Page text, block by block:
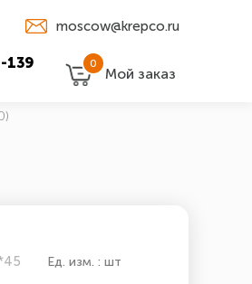
moscow@krepco.ru
139 0
Мой заказ
Ед. изм. : шт